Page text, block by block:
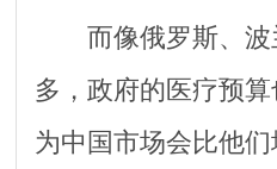
而像俄罗斯、波
多，政府的医疗预
为中国市场会比他们